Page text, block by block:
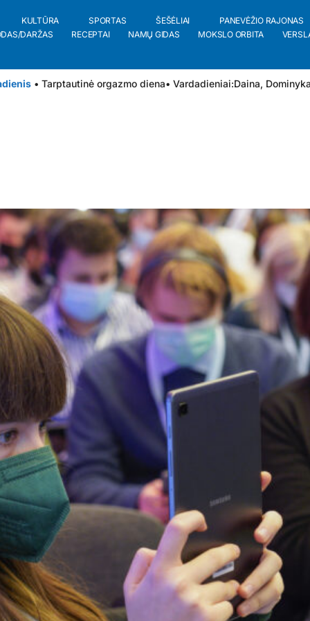
KULTŪRA SPORTAS ŠEŠĖLIAI
PANEVĖŽIO RAJONAS
DARŽAS
RECEPTAI NAMŲ GIDAS MOKSLO ORBITA
• Tarptautinė orgazmo diena• Vardadieniai:Daina,